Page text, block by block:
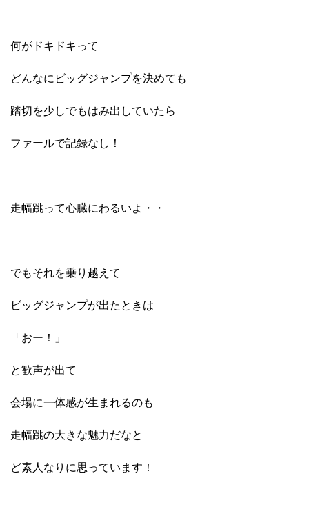
何がドキドキって
どんなにビッグジャンプを決めても
踏切を少しでもはみ出していたら
ファールで記録なし！
走幅跳って心臓にわるいよ・・
でもそれを乗り越えて
ビッグジャンプが出たときは
「おー！」
と歓声が出て
会場に一体感が生まれるのも
走幅跳の大きな魅力だなと
ど素人なりに思っています！